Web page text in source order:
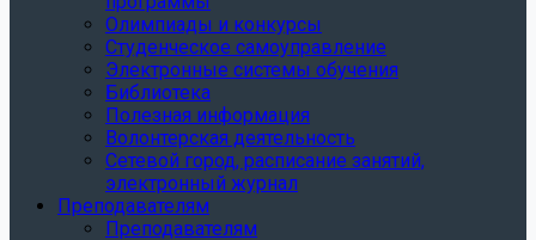
Олимпиады и конкурсы
Студенческое самоуправление
Электронные системы обучения
Библиотека
Полезная информация
Волонтерская деятельность
Сетевой город, расписание занятий,
электронный журнал
Преподавателям
Преподавателям